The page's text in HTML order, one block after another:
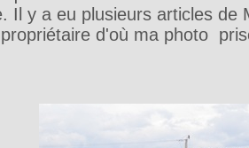
Il y a eu plusieurs articles de
d'où ma photo